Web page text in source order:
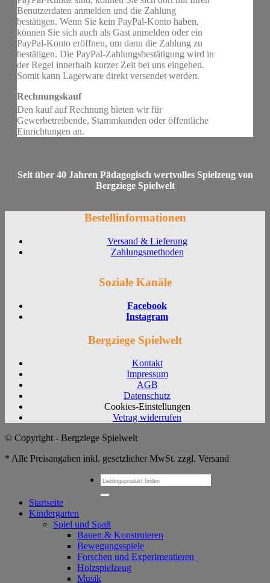
Benutzerdaten anmelden und die Zahlung
bestätigen. Wenn Sie kein PayPal-Konto haben,
können Sie sich auch als Gast anmelden oder ein
PayPal-Konto eröffnen, um dann die Zahlung zu
bestätigen. Die PayPal-Zahlungsbestätigung wird in
der Regel innerhalb kurzer Zeit bei uns eingehen.
Somit kann Lagerware direkt versendet werden.
Rechnungskauf
Den kauf auf Rechnung bieten wir für
Gewerbetreibende, Stammkunden oder öffentliche
Einrichtungen an.
Seit über 40 Jahren Pädagogisch wertvolles Spielzeug von
Bergziege Spielwelt
Bestellinformationen
Versand & Lieferung
Zahlungsmethoden
Soziale Kanäle
Facebook
Instagram
Bergziege Spielwelt
Kontakt
Impressum
AGB
Datenschutz
Cookies-Einstellungen
Vetrag widerrufen
© Copyright - Bergziege Spielwelt
* Alle Preisangaben inkl. gesetzlicher MwSt. zzgl. Versand
Suchen
nach:
Startseite
Kindergarten
Spiel und Spaß
Bauen & Konstruieren
Bewegungsspiele
Forschen und Experimentieren
Holzspielzeug
Musik